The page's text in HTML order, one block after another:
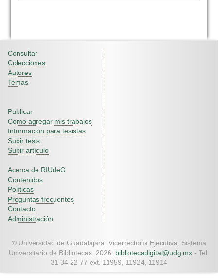
Consultar
Colecciones
Autores
Temas
Publicar
Como agregar mis trabajos
Información para tesistas
Subir tesis
Subir artículo
Acerca de RIUdeG
Contenidos
Políticas
Preguntas frecuentes
Contacto
Administración
© Universidad de Guadalajara. Vicerrectoría Ejecutiva. Sistema
Universitario de Bibliotecas. 2026. bibliotecadigital@udg.mx - Tel.
31 34 22 77 ext. 11959, 11924, 11914